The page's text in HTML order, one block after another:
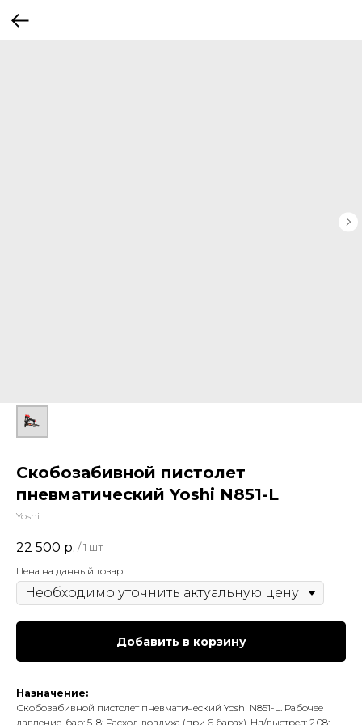
Скобозабивной пистолет
пневматический Yoshi N851-L
Yoshi
22 500 р. / 1 шт
Цена на данный товар
Добавить в корзину
Назначение:
Скобозабивной пистолет пневматический Yoshi N851-L. Рабочее
давление, бар: 5-8; Расход воздуха (при 6 барах), Нл/выстрел: 2,08;